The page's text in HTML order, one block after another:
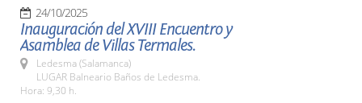
24/10/2025
Inauguración del XVIII Encuentro y
Asamblea de Villas Termales.
Ledesma (Salamanca)
LUGAR Balneario Baños de Ledesma.
Hora: 9,30 h.